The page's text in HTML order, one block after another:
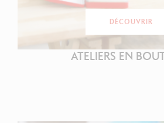
DÉCOUVRIR
ATELIERS EN